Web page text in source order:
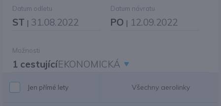
Datum odletu
ST | 31.08.2022
Datum návratu
PO | 12.09.2022
Možnosti
1 cestujícíEKONOMICKÁ
Jen přímé lety Všechny aerolinky